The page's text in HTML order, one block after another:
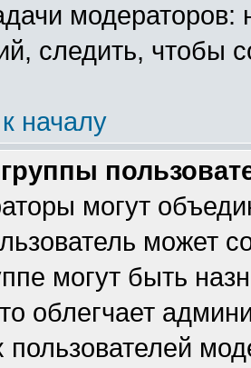
следить, чтобы
началу
могут
может
могут быть
облегчает
пользователей